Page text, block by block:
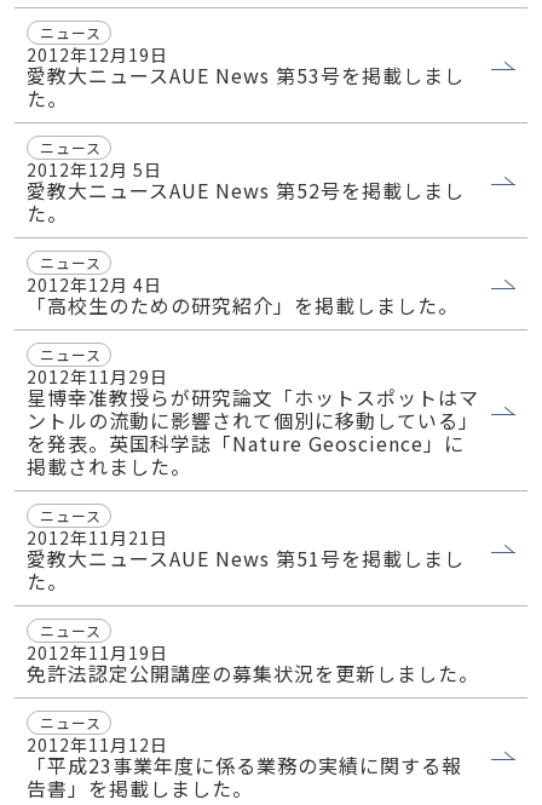
ニュース
2012年12月19日
愛教大ニュースAUE News 第53号を掲載しまし
た。
ニュース
2012年12月 5日
愛教大ニュースAUE News 第52号を掲載しまし
た。
ニュース
2012年12月 4日
「高校生のための研究紹介」を掲載しました。
ニュース
2012年11月29日
星博幸准教授らが研究論文「ホットスポットはマ
ントルの流動に影響されて個別に移動している」
を発表。英国科学誌「Nature Geoscience」に
掲載されました。
ニュース
2012年11月21日
愛教大ニュースAUE News 第51号を掲載しまし
た。
ニュース
2012年11月19日
免許法認定公開講座の募集状況を更新しました。
ニュース
2012年11月12日
「平成23事業年度に係る業務の実績に関する報
告書」を掲載しました。